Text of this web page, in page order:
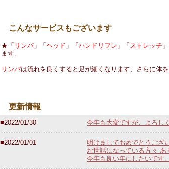
こんなサービスもございます
★「 リンパ 」「 ヘッド 」「 ハンドリフレ 」「 ストレッチ
ます。
リンパは流れを良くすると足が細くなります、さらに体
更新情報
■2022/01/30 今年も大変ですが、よろし
■2022/01/01
明けましておめでとうござ
お世話になっている方々 あ
今年も良い年にしたいです。